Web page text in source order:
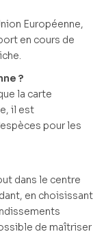
Européenne,
en cours de
?
la carte
il est
pour les
dans le centre
en choisissant
de maîtriser